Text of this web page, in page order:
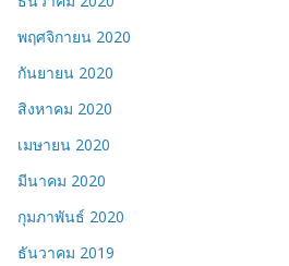
พฤศจิกายน 2020
กันยายน 2020
สิงหาคม 2020
เมษายน 2020
มีนาคม 2020
กุมภาพันธ์ 2020
ธันวาคม 2019